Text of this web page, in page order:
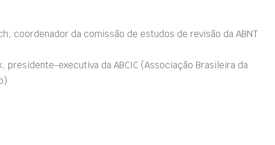
coordenador da comissão de estudos de revisão da ABNT
presidente-executiva da ABCIC (Associação Brasileira da